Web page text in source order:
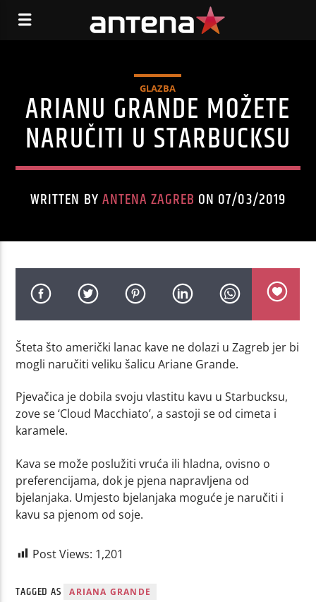
GLAZBA
ARIANU GRANDE MOŽETE
NARUČITI U STARBUCKSU
WRITTEN BYANTENA ZAGREB ON 07/03/2019
Šteta što američki lanac kave ne dolazi u Zagreb jer bi
mogli naručiti veliku šalicu Ariane Grande.
Pjevačica je dobila svoju vlastitu kavu u Starbucksu,
zove se ‘Cloud Macchiato’, a sastoji se od cimeta i
karamele.
Kava se može poslužiti vruća ili hladna, ovisno o
preferencijama, dok je pjena napravljena od
bjelanjaka. Umjesto bjelanjaka moguće je naručiti i
kavu sa pjenom od soje.
Post Views: 1,201
TAGGED AS ARIANA GRANDE